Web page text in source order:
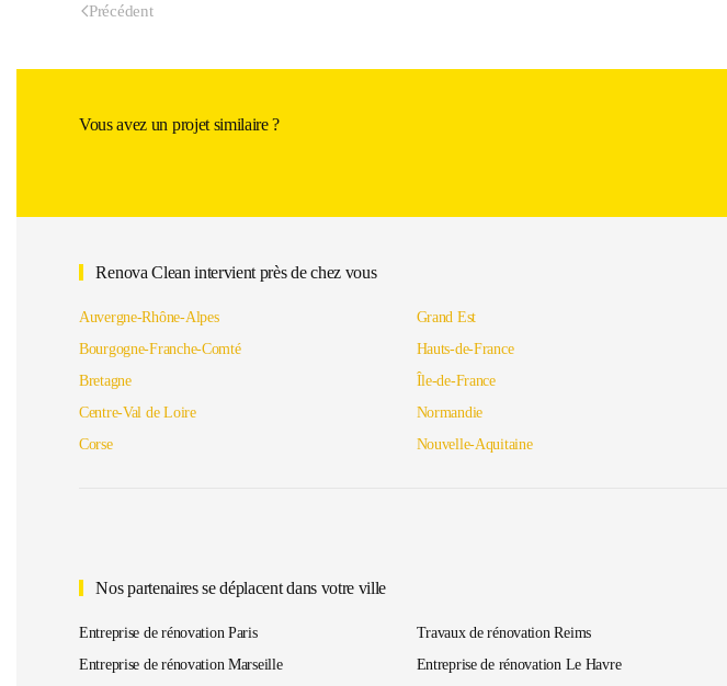
Précédent
Vous avez un projet similaire ?
Renova Clean intervient près de chez vous
Auvergne-Rhône-Alpes
Bourgogne-Franche-Comté
Bretagne
Centre-Val de Loire
Corse
Grand Est
Hauts-de-France
Île-de-France
Normandie
Nouvelle-Aquitaine
Nos partenaires se déplacent dans votre ville
Entreprise de rénovation Paris
Entreprise de rénovation Marseille
Travaux de rénovation Reims
Entreprise de rénovation Le Havre